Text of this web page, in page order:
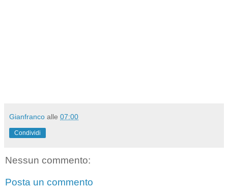
Gianfranco alle 07:00
Condividi
Nessun commento:
Posta un commento